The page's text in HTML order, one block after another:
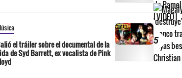
el tráiler sobre el documental de la
de Syd Barrett, ex vocalista de Pink
5